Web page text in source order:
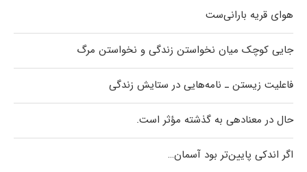
هوای قریه بارانی‌ست
جایی کوچک میان نخواستن زندگی و نخواستن مرگ
فاعلیت زیستن ـ نامه‌هایی در ستایش زندگی
حال در معنادهی به گذشته مؤثر است.
اگر اندکی پایین‌تر بود آسمان…